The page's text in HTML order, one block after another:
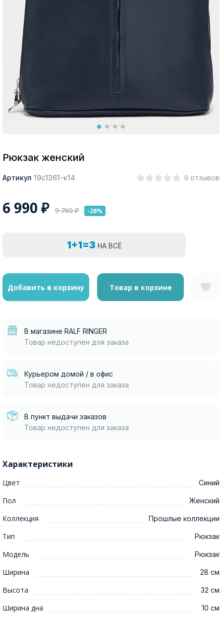
Москва
Да, все верно Изменить город
Рюкзак женский
Артикул 19с1361-к14 0 отзывов
6 990 ₽ 9 760₽ -28%
1+1=3 НА ВСЁ
Добавить в корзину Товар в корзине
В магазине RALF RINGER
Товар недоступен для заказа
Курьером домой / в офис
Товар недоступен для заказа
В пункт выдачи заказов
Товар недоступен для заказа
Характеристики
Цвет Синий
Пол Женский
Коллекция Прошлые коллекции
Тип Рюкзак
Модель Рюкзак
Ширина 28 см
Высота 32 см
Ширина дна 10 см